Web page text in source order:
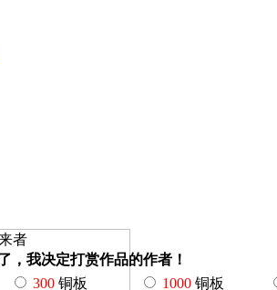
，我决定打赏作品的作者！
300 铜板 1000 铜板